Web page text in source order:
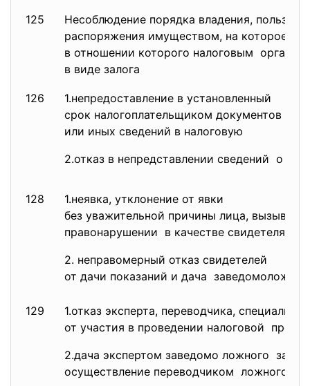
125
Несоблюдение порядка владения,
распоряжения имуществом, на которое
в отношении которого налоговым
в виде залога
126 1.непредоставление в установленный
срок налогоплательщиком документов
или иных сведений в налоговую
2.отказ в непредставлении сведений о
128
1.неявка, утклонение от явки
без уважительной причины лица,
правонарушении в качестве свидетеля
2. неправомерный отказ свидетелей
от дачи показаний и дача
129
1.отказ эксперта, переводчика,
от участия в проведении налоговой
2.дача экспертом заведомо ложного
осуществление переводчиком ложного